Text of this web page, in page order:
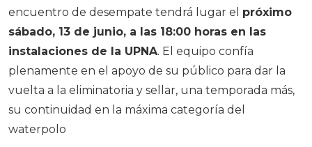
encuentro de desempate tendrá lugar el próximo
sábado, 13 de junio, a las 18:00 horas en las
instalaciones de la UPNA. El equipo confía
plenamente en el apoyo de su público para dar la
vuelta a la eliminatoria y sellar, una temporada más,
su continuidad en la máxima categoría del
waterpolo